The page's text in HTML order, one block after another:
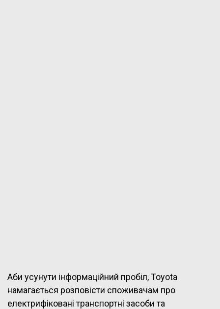
Аби усунути інформаційний пробіл, Toyota
намагається розповісти споживачам про
електрифіковані транспортні засоби та